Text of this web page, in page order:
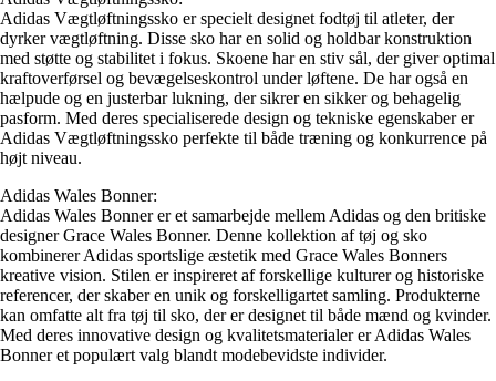
Adidas Vægtløftningssko er specielt designet fodtøj til atleter, der
dyrker vægtløftning. Disse sko har en solid og holdbar konstruktion
med støtte og stabilitet i fokus. Skoene har en stiv sål, der giver optimal
kraftoverførsel og bevægelseskontrol under løftene. De har også en
hælpude og en justerbar lukning, der sikrer en sikker og behagelig
pasform. Med deres specialiserede design og tekniske egenskaber er
Adidas Vægtløftningssko perfekte til både træning og konkurrence på
højt niveau.
Adidas Wales Bonner:
Adidas Wales Bonner er et samarbejde mellem Adidas og den britiske
designer Grace Wales Bonner. Denne kollektion af tøj og sko
kombinerer Adidas sportslige æstetik med Grace Wales Bonners
kreative vision. Stilen er inspireret af forskellige kulturer og historiske
referencer, der skaber en unik og forskelligartet samling. Produkterne
kan omfatte alt fra tøj til sko, der er designet til både mænd og kvinder.
Med deres innovative design og kvalitetsmaterialer er Adidas Wales
Bonner et populært valg blandt modebevidste individer.